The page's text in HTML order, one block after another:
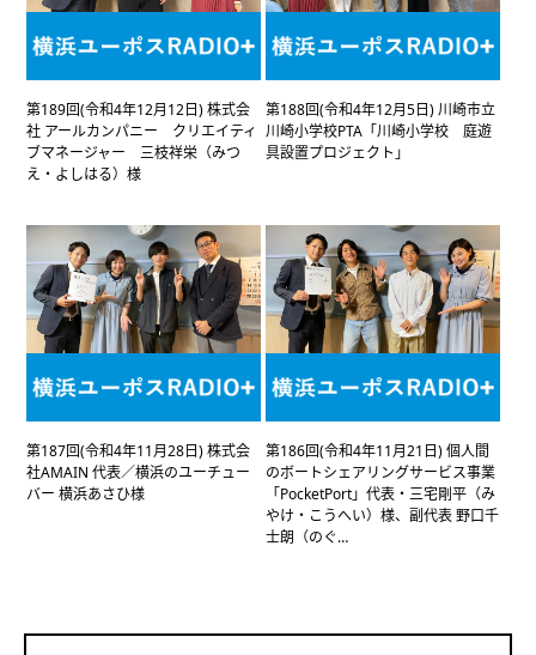
第189回(令和4年12月12日) 株式会
社 アールカンパニー クリエイティ
ブマネージャー 三枝祥栄（みつ
え・よしはる）様
第188回(令和4年12月5日) 川崎市立
川崎小学校PTA「川崎小学校 庭遊
具設置プロジェクト」
第187回(令和4年11月28日) 株式会
社AMAIN 代表／横浜のユーチュー
バー 横浜あさひ様
第186回(令和4年11月21日) 個人間
のボートシェアリングサービス事業
「PocketPort」代表・三宅剛平（み
やけ・こうへい）様、副代表 野口千
士朗（のぐ…